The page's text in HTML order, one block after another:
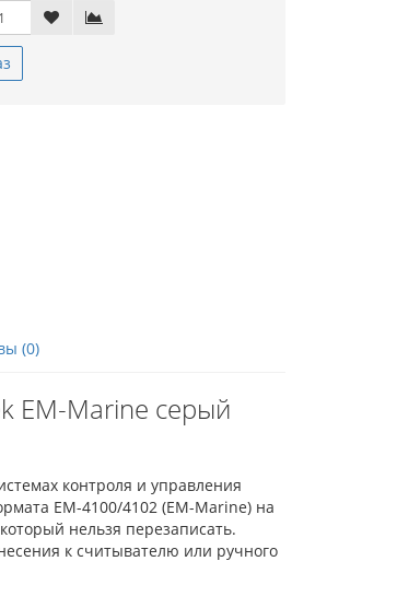
(0)
EM-Marine серый
контроля и управления
EM-4100/4102 (EM-Marine) на
нельзя перезаписать.
к считывателю или ручного